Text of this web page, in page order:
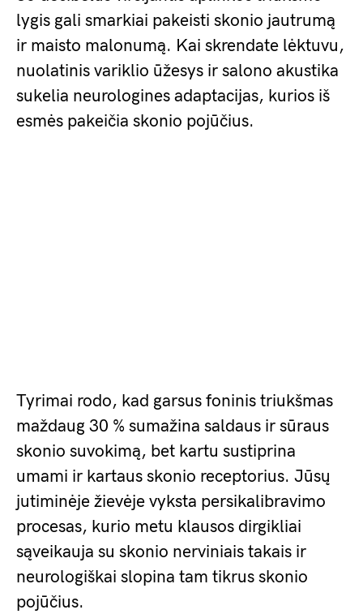
lygis gali smarkiai pakeisti skonio jautrumą
ir maisto malonumą. Kai skrendate lėktuvu,
nuolatinis variklio ūžesys ir salono akustika
sukelia neurologines adaptacijas, kurios iš
esmės pakeičia skonio pojūčius.
Tyrimai rodo, kad garsus foninis triukšmas
maždaug 30 % sumažina saldaus ir sūraus
skonio suvokimą, bet kartu sustiprina
umami ir kartaus skonio receptorius. Jūsų
jutiminėje žievėje vyksta persikalibravimo
procesas, kurio metu klausos dirgikliai
sąveikauja su skonio nerviniais takais ir
neurologiškai slopina tam tikrus skonio
pojūčius.